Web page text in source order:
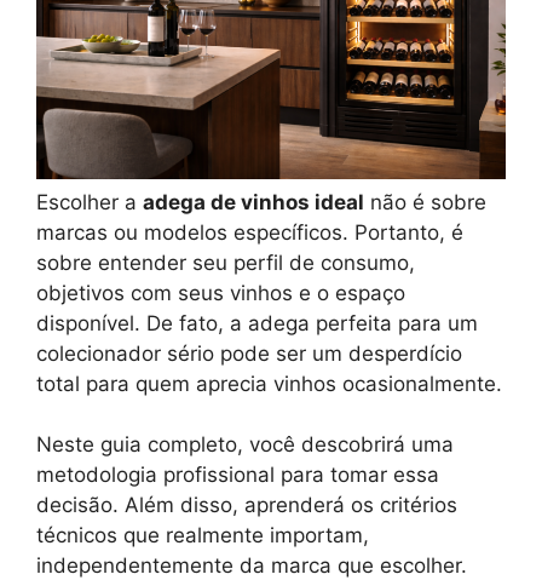
Escolher a adega de vinhos ideal não é sobre
marcas ou modelos específicos. Portanto, é
sobre entender seu perfil de consumo,
objetivos com seus vinhos e o espaço
disponível. De fato, a adega perfeita para um
colecionador sério pode ser um desperdício
total para quem aprecia vinhos ocasionalmente.
Neste guia completo, você descobrirá uma
metodologia profissional para tomar essa
decisão. Além disso, aprenderá os critérios
técnicos que realmente importam,
independentemente da marca que escolher.